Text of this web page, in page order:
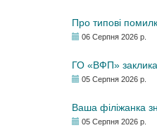
Про типові
06 Серпня 2026 р.
ГО «ВФП»
05 Серпня 2026 р.
Ваша філіжанка
05 Серпня 2026 р.